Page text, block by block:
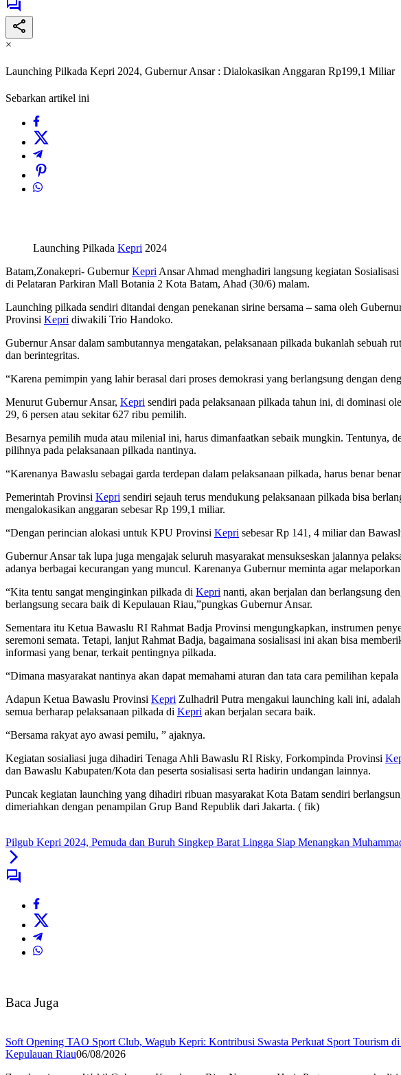
×
Launching Pilkada Kepri 2024, Gubernur Ansar : Dialokasikan Anggaran Rp199,1 Miliar
Sebarkan artikel ini
Launching Pilkada Kepri 2024
Batam,Zonakepri- GubernurKepri Ansar Ahmad menghadiri langsung kegiatan
di Pelataran Parkiran Mall Botania 2 Kota Batam, Ahad (30/6) malam.
Launching pilkada sendiri ditandai dengan penekanan sirine bersama – sama oleh
Provinsi Kepri diwakili Trio Handoko.
Gubernur Ansar dalam sambutannya mengatakan, pelaksanaan pilkada bukanlah
dan berintegritas.
“Karena pemimpin yang lahir berasal dari proses demokrasi yang berlangsung dengan
Menurut Gubernur Ansar, Kepri sendiri pada pelaksanaan pilkada tahun ini, di dominasi
29, 6 persen atau sekitar 627 ribu pemilih.
Besarnya pemilih muda atau milenial ini, harus dimanfaatkan sebaik mungkin. Tentunya,
pilihnya pada pelaksanaan pilkada nantinya.
“Karenanya Bawaslu sebagai garda terdepan dalam pelaksanaan pilkada, harus benar
Pemerintah Provinsi Kepri sendiri sejauh terus mendukung pelaksanaan pilkada bisa
mengalokasikan anggaran sebesar Rp 199,1 miliar.
“Dengan perincian alokasi untuk KPU Provinsi Kepri sebesar Rp 141, 4 miliar dan
Gubernur Ansar tak lupa juga mengajak seluruh masyarakat mensukseskan jalannya
adanya berbagai kecurangan yang muncul. Karenanya Gubernur meminta agar
“Kita tentu sangat menginginkan pilkada di Kepri nanti, akan berjalan dan berlangsung
berlangsung secara baik di Kepulauan Riau,”pungkas Gubernur Ansar.
Sementara itu Ketua Bawaslu RI Rahmat Badja Provinsi mengungkapkan, instrumen
seremoni semata. Tetapi, lanjut Rahmat Badja, bagaimana sosialisasi ini akan bisa
informasi yang benar, terkait pentingnya pilkada.
“Dimana masyarakat nantinya akan dapat memahami aturan dan tata cara pemilihan
Adapun Ketua Bawaslu Provinsi Kepri Zulhadril Putra mengakui launching kali ini,
semua berharap pelaksanaan pilkada di Kepri akan berjalan secara baik.
“Bersama rakyat ayo awasi pemilu, ” ajaknya.
Kegiatan sosialiasi juga dihadiri Tenaga Ahli Bawaslu RI Risky, Forkompinda Provinsi
dan Bawaslu Kabupaten/Kota dan peserta sosialisasi serta hadirin undangan lainnya.
Puncak kegiatan launching yang dihadiri ribuan masyarakat Kota Batam sendiri
dimeriahkan dengan penampilan Grup Band Republik dari Jakarta. ( fik)
Pilgub Kepri 2024, Pemuda dan Buruh Singkep Barat Lingga Siap Menangkan
Baca Juga
Soft Opening TAO Sport Club, Wagub Kepri: Kontribusi Swasta Perkuat Sport Tourism
Kepulauan Riau06/08/2026